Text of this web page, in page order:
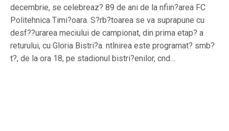
decembrie, se celebreaz? 89 de ani de la nfiin?area FC
Politehnica Timi?oara. S?rb?toarea se va suprapune cu
desf??urarea meciului de campionat, din prima etap? a
returului, cu Gloria Bistri?a. ntlnirea este programat? smb?
t?, de la ora 18, pe stadionul bistri?enilor, cnd…